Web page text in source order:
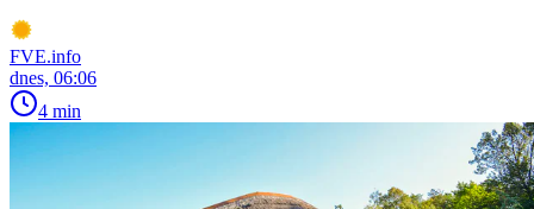
FVE.info
dnes, 06:06
4 min